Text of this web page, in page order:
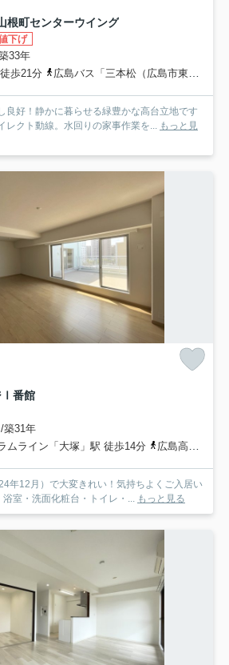
根町センターウイング
下げ
33年
歩21分
広島バス「三本松（広島市東区）」バス停下車 徒歩11分
良好！静かに暮らせる緑豊かな高台立地です
レクト動線。水回りの家事作業を...
もっと見
Ⅰ番館
築31年
ムライン「大塚」駅 徒歩14分
広島高速交通アストラムライン「伴中央」駅 徒歩26分
年12月）で大変きれい！気持ちよくご入居い
室・洗面化粧台・トイレ・...
もっと見る